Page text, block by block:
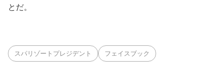
とだ。
スパリゾートプレジデント フェイスブック